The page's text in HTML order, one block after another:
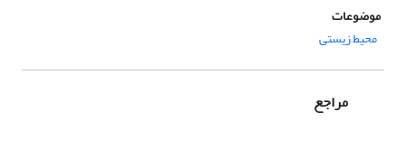
موضوعات
محیط زیستی
مراجع